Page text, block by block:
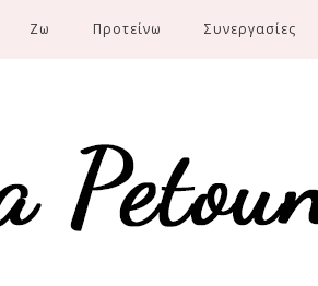
Ζω Προτείνω Συνεργασίες